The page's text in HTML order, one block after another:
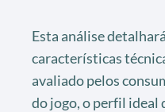
Esta análise
características
avaliado pelos
do jogo, o perfil ideal